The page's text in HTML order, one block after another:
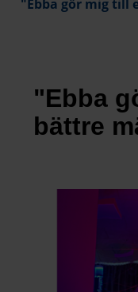
"Ebba gör mig till
"Ebba
bättre